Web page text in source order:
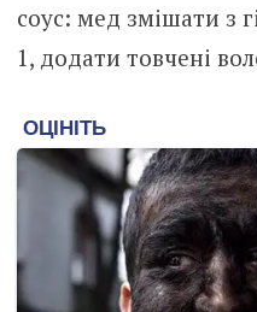
соус: мед змішати з
1, додати товчені